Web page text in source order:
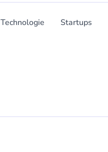
Technologie Startups